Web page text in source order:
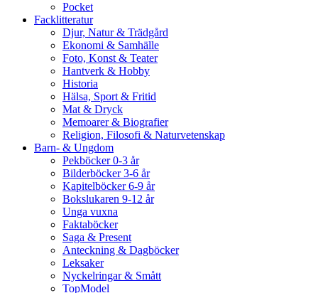
Pocket
Facklitteratur
Djur, Natur & Trädgård
Ekonomi & Samhälle
Foto, Konst & Teater
Hantverk & Hobby
Historia
Hälsa, Sport & Fritid
Mat & Dryck
Memoarer & Biografier
Religion, Filosofi & Naturvetenskap
Barn- & Ungdom
Pekböcker 0-3 år
Bilderböcker 3-6 år
Kapitelböcker 6-9 år
Bokslukaren 9-12 år
Unga vuxna
Faktaböcker
Saga & Present
Anteckning & Dagböcker
Leksaker
Nyckelringar & Smått
TopModel